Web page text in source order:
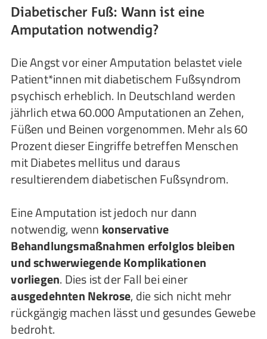
Diabetischer Fuß: Wann ist eine
Amputation notwendig?
Die Angst vor einer Amputation belastet viele
Patient*innen mit diabetischem Fußsyndrom
psychisch erheblich. In Deutschland werden
jährlich etwa 60.000 Amputationen an Zehen,
Füßen und Beinen vorgenommen. Mehr als 60
Prozent dieser Eingriffe betreffen Menschen
mit Diabetes mellitus und daraus
resultierendem diabetischen Fußsyndrom.
Eine Amputation ist jedoch nur dann
notwendig, wenn konservative
Behandlungsmaßnahmen erfolglos bleiben
und schwerwiegende Komplikationen
vorliegen. Dies ist der Fall bei einer
ausgedehnten Nekrose, die sich nicht mehr
rückgängig machen lässt und gesundes Gewebe
bedroht.